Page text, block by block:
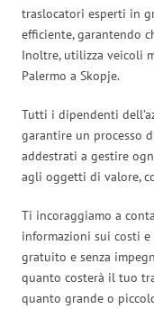
traslocatori esperti in
efficiente, garantendo
Inoltre, utilizza veicoli
Palermo a Skopje.
Tutti i dipendenti
garantire un processo
addestrati a gestire
agli oggetti di valore,
Ti incoraggiamo a
informazioni sui costi e
gratuito e senza
quanto costerà il tuo
quanto grande o